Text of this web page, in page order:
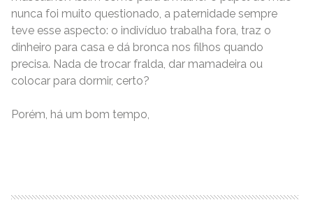
nunca foi muito questionado, a paternidade sempre
teve esse aspecto: o indivíduo trabalha fora, traz o
dinheiro para casa e dá bronca nos filhos quando
precisa. Nada de trocar fralda, dar mamadeira ou
colocar para dormir, certo?
Porém, há um bom tempo,